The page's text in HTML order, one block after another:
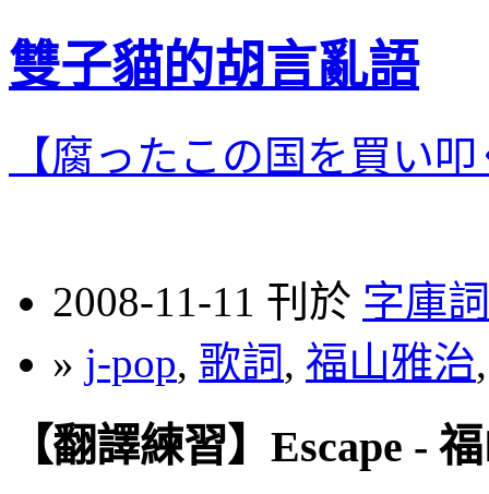
雙子貓的胡言亂語
【腐ったこの国を買い
2008-11-11 刊於 字庫
» j-pop, 歌詞, 福山雅治
【翻譯練習】Escape -